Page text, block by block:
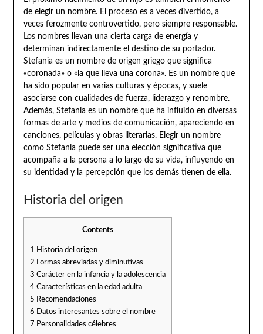
de elegir un nombre. El proceso es a veces divertido, a
veces ferozmente controvertido, pero siempre responsable.
Los nombres llevan una cierta carga de energía y
determinan indirectamente el destino de su portador.
Stefania es un nombre de origen griego que significa
«coronada» o «la que lleva una corona». Es un nombre que
ha sido popular en varias culturas y épocas, y suele
asociarse con cualidades de fuerza, liderazgo y renombre.
Además, Stefania es un nombre que ha influido en diversas
formas de arte y medios de comunicación, apareciendo en
canciones, películas y obras literarias. Elegir un nombre
como Stefania puede ser una elección significativa que
acompaña a la persona a lo largo de su vida, influyendo en
su identidad y la percepción que los demás tienen de ella.
Historia del origen
Contents
1 Historia del origen
2 Formas abreviadas y diminutivas
3 Carácter en la infancia y la adolescencia
4Características en la edad adulta
5 Recomendaciones
6 Datos interesantes sobre el nombre
7 Personalidades célebres